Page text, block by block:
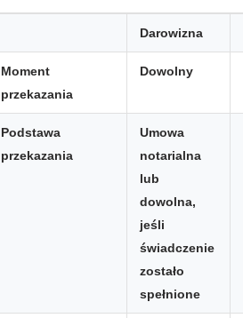
Darowizna
Moment
przekazania
Dowolny
Podstawa
przekazania
Umowa
notarialna
lub
dowolna,
jeśli
świadczenie
zostało
spełnione